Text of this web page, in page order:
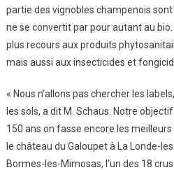
partie des vignobles champenois
ne se convertit par pour autant au bio.
plus recours aux produits
mais aussi aux insecticides et
« Nous n’allons pas chercher les
les sols, a dit M. Schaus. Notre
150 ans on fasse encore les meilleurs
le château du Galoupet à La Londe-
Bormes-les-Mimosas, l’un des 18